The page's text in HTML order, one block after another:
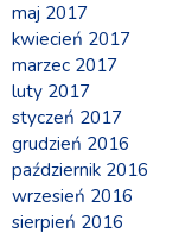
maj 2017
kwiecień 2017
marzec 2017
luty 2017
styczeń 2017
grudzień 2016
październik 2016
wrzesień 2016
sierpień 2016